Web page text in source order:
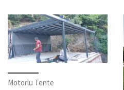
Motorlu Tente